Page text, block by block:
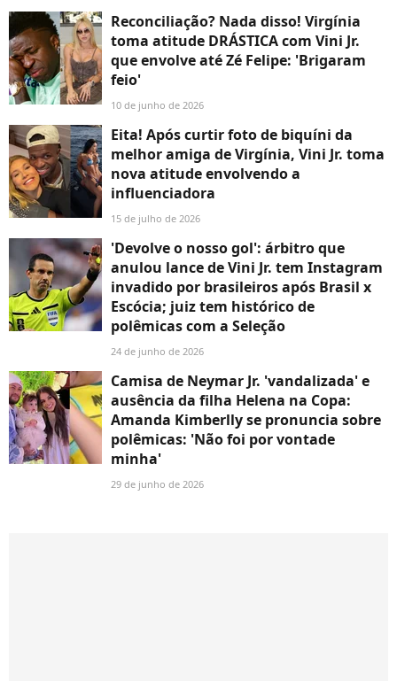
Reconciliação? Nada disso! Virgínia
toma atitude DRÁSTICA com Vini Jr.
que envolve até Zé Felipe: 'Brigaram
feio'
10 de junho de 2026
Eita! Após curtir foto de biquíni da
melhor amiga de Virgínia, Vini Jr. toma
nova atitude envolvendo a
influenciadora
15 de julho de 2026
'Devolve o nosso gol': árbitro que
anulou lance de Vini Jr. tem Instagram
invadido por brasileiros após Brasil x
Escócia; juiz tem histórico de
polêmicas com a Seleção
24 de junho de 2026
Camisa de Neymar Jr. 'vandalizada' e
ausência da filha Helena na Copa:
Amanda Kimberlly se pronuncia sobre
polêmicas: 'Não foi por vontade
minha'
29 de junho de 2026